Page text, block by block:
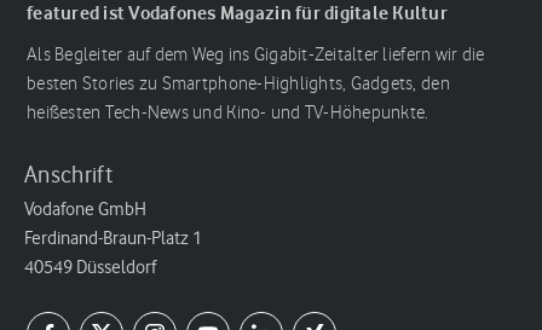
featured ist Vodafones Magazin für digitale Kultur
Als Begleiter auf dem Weg ins Gigabit-Zeitalter liefern wir die
besten Stories zu Smartphone-Highlights, Gadgets, den
heißesten Tech-News und Kino- und TV-Höhepunkte.
Anschrift
Vodafone GmbH
Ferdinand-Braun-Platz 1
40549 Düsseldorf